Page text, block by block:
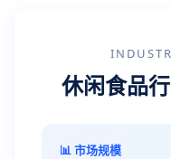
休闲食品
📊 市场规模